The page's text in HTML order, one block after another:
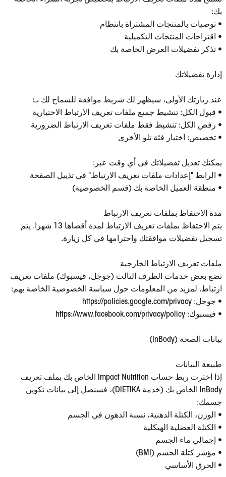
بك:
• توصيات بالمنتجات المشتراة بانتظام
• اقتراحات المنتجات التكميلية
• تذكر تفضيلات العرض الخاصة بك
إدارة تفضيلاتك
عند زيارتك الأولى، سيظهر لك شريط موافقة للسماح لك بـ:
• قبول الكل: تنشيط جميع ملفات تعريف الارتباط الاختيارية
• رفض الكل: تنشيط فقط ملفات تعريف الارتباط الضرورية
• تخصيص: اختيار فئة تلو الأخرى
يمكنك تعديل تفضيلاتك في أي وقت عبر:
• الرابط "إعدادات ملفات تعريف الارتباط" في تذييل الصفحة
• منطقة العميل الخاصة بك (قسم الخصوصية)
مدة الاحتفاظ بملفات تعريف الارتباط
يتم الاحتفاظ بملفات تعريف الارتباط لمدة أقصاها 13 شهرا. يتم
تسجيل تفضيلات موافقتك واحترامها في كل زيارة.
ملفات تعريف الارتباط الخارجية
تضع بعض خدمات الطرف الثالث (جوجل، فيسبوك) ملفات تعريف
ارتباط. لمزيد من المعلومات حول سياسة الخصوصية الخاصة بهم:
• جوجل: https://policies.google.com/privacy
• فيسبوك: https://www.facebook.com/privacy/policy
بيانات الصحة (InBody)
طبيعة البيانات
إذا اخترت ربط حساب Impact Nutrition الخاص بك بملف تعريف
InBody الخاص بك (خدمة DIETIKA)، فسنصل إلى بيانات تكوين
جسمك:
• الوزن، الكتلة الدهنية، نسبة الدهون في الجسم
• الكتلة العضلية الهيكلية
• إجمالي ماء الجسم
• مؤشر كتلة الجسم (BMI)
• الحرق الأساسي